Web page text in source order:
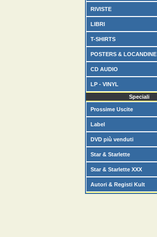
RIVISTE
LIBRI
T-SHIRTS
POSTERS & LOCANDINE
CD AUDIO
LP - VINYL
Speciali
Prossime Uscite
Label
DVD più venduti
Star & Starlette
Star & Starlette XXX
Autori & Registi Kult